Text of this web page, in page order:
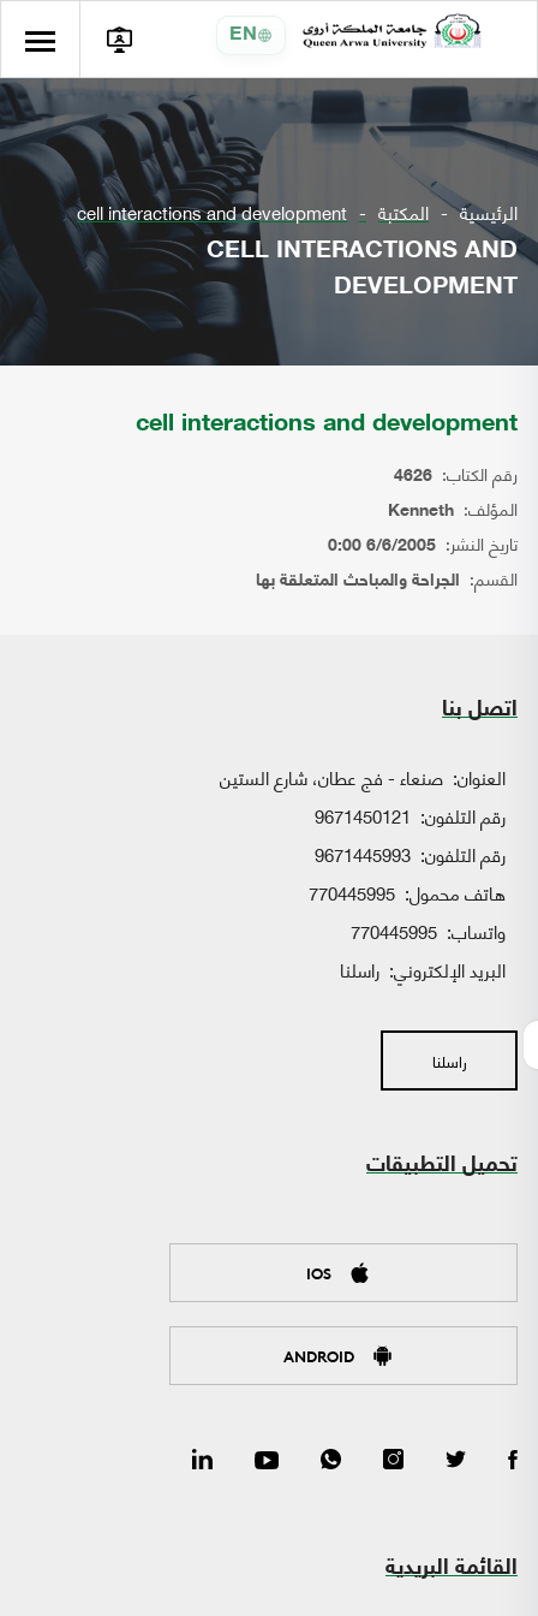
EN
الرئيسية المكتبة cell interactions and development
CELL INTERACTIONS AND
DEVELOPMENT
cell interactions and development
رقم الكتاب: 4626
المؤلف: Kenneth
تاريخ النشر: 6/6/2005 0:00
القسم: الجراحة والمباحث المتعلقة بها
اتصل بنا
العنوان: صنعاء - فج عطان، شارع الستين
رقم التلفون: 9671450121
رقم التلفون: 9671445993
هاتف محمول: 770445995
واتساب:
البريد الإلكتروني: راسلنا
راسلنا
تحميل التطبيقات
IOS
ANDROID
القائمة البريدية